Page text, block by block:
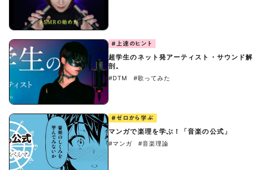
#上達のヒント
超学生のネット発アーティスト・サウンド解
剖。
#DTM #歌ってみた
#ゼロから学ぶ
マンガで楽理を学ぶ！「音楽の公式」
#マンガ #音楽理論